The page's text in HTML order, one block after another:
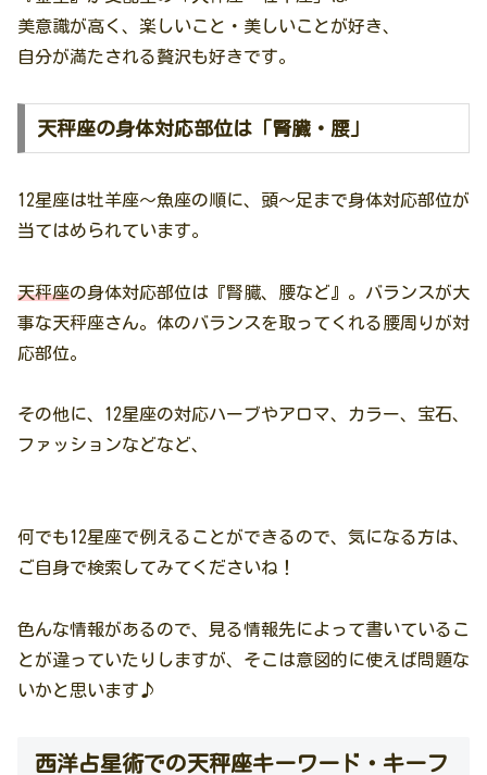
美意識が高く、楽しいこと・美しいことが好き、
自分が満たされる贅沢も好きです。
天秤座の身体対応部位は「腎臓・腰」
12星座は牡羊座〜魚座の順に、頭〜足まで身体対応部位が
当てはめられています。
天秤座の身体対応部位は『腎臓、腰など』。バランスが大
事な天秤座さん。体のバランスを取ってくれる腰周りが対
応部位。
その他に、12星座の対応ハーブやアロマ、カラー、宝石、
ファッションなどなど、
何でも12星座で例えることができるので、気になる方は、
ご自身で検索してみてくださいね！
色んな情報があるので、見る情報先によって書いているこ
とが違っていたりしますが、そこは意図的に使えば問題な
いかと思います♪
西洋占星術での天秤座キーワード・キーフ